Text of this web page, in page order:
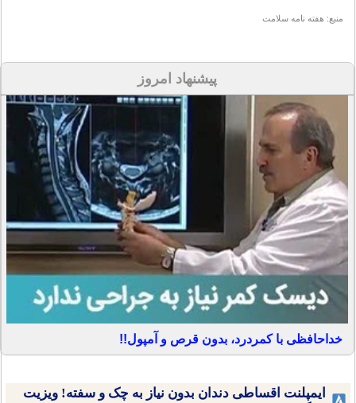
منبع: هفته نامه سلامت
پیشنهاد امروز
خداحافظی با کمردرد، بدون قرص و آمپول!!
ایمپلنت اقساطی دندان بدون نیاز به چک و سفته! ویزیت